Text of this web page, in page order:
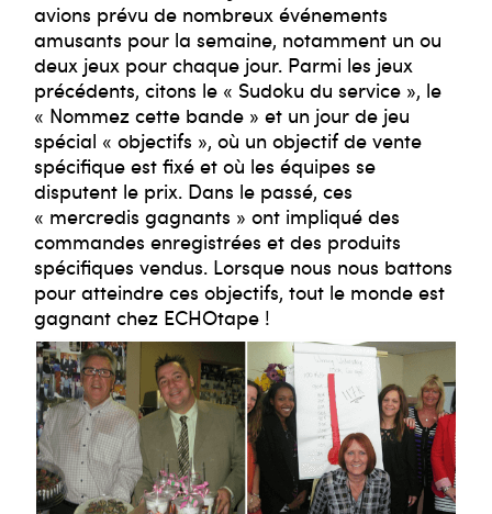
avions prévu de nombreux événements
amusants pour la semaine, notamment un ou
deux jeux pour chaque jour. Parmi les jeux
précédents, citons le « Sudoku du service », le
« Nommez cette bande » et un jour de jeu
spécial « objectifs », où un objectif de vente
spécifique est fixé et où les équipes se
disputent le prix. Dans le passé, ces
« mercredis gagnants » ont impliqué des
commandes enregistrées et des produits
spécifiques vendus. Lorsque nous nous battons
pour atteindre ces objectifs, tout le monde est
gagnant chez ECHOtape !